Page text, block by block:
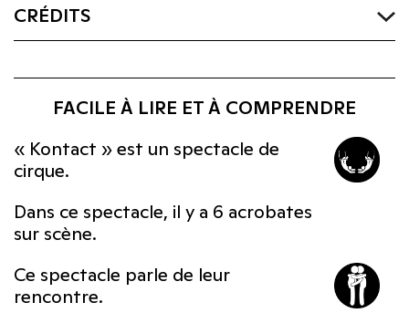
CRÉDITS
FACILE À LIRE ET À COMPRENDRE
« Kontact » est un spectacle de
cirque.
Dans ce spectacle, il y a 6 acrobates
sur scène.
Ce spectacle parle de leur
rencontre.